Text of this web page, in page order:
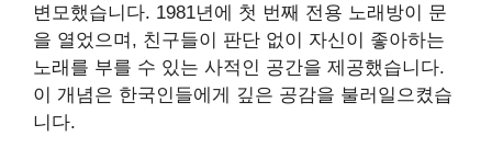
변모했습니다. 1981년에 첫 번째 전용 노래방이 문
을 열었으며, 친구들이 판단 없이 자신이 좋아하는
노래를 부를 수 있는 사적인 공간을 제공했습니다.
이 개념은 한국인들에게 깊은 공감을 불러일으켰습
니다.